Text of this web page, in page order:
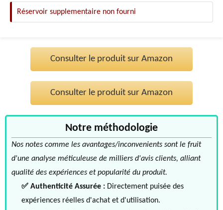
Réservoir supplementaire non fourni
Consulter le produit sur Amazon
Consulter le produit sur Amazon
Notre méthodologie
Nos notes comme les avantages/inconvenients sont le fruit
d'une analyse méticuleuse de milliers d'avis clients, alliant
qualité des expériences et popularité du produit.
✅ Authenticité Assurée : Directement puisée des
expériences réelles d'achat et d'utilisation.